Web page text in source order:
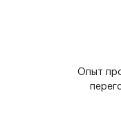
Опыт